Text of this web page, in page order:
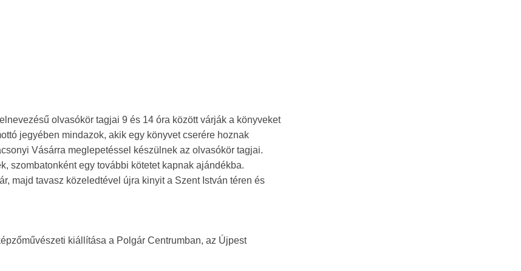
olvasókör tagjai 9 és 14 óra között várják a könyveket
jegyében mindazok, akik egy könyvet cserére hoznak
Vásárra meglepetéssel készülnek az olvasókör tagjai.
szombatonként egy további kötetet kapnak ajándékba.
majd tavasz közeledtével újra kinyit a Szent István téren és
kiállítása a Polgár Centrumban, az Újpest